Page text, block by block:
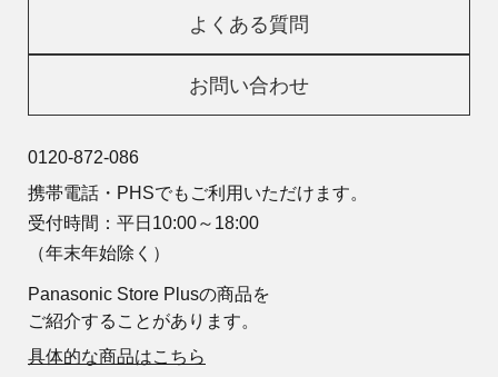
よくある質問
お問い合わせ
0120-872-086
携帯電話・PHSでもご利用いただけます。
受付時間：平日10:00～18:00
（年末年始除く）
Panasonic Store Plusの商品を
ご紹介することがあります。
具体的な商品はこちら